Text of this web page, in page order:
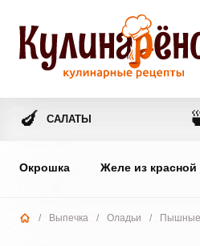
🍆 САЛАТЫ
Окрошка Желе из
/ Выпечка / Оладьи / Пышные